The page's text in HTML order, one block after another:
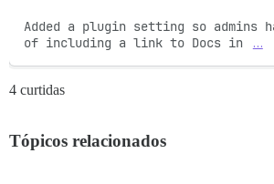
Added a plugin setting so admins
of including a link to Docs in
…
4 curtidas
Tópicos relacionados